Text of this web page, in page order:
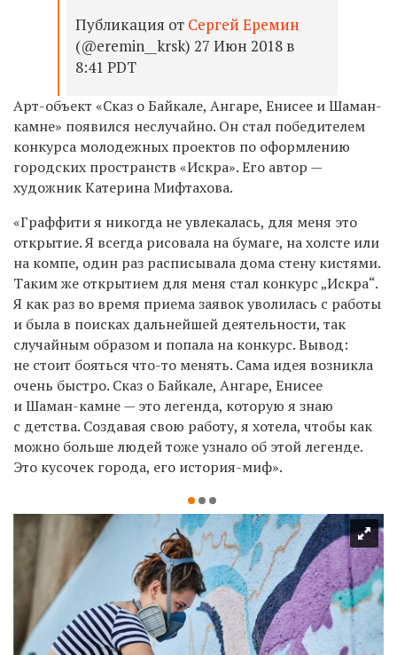
Публикация от Сергей Еремин
(@eremin__krsk) 27 Июн 2018 в
8:41 PDT
Арт-объект «Сказ о Байкале, Ангаре, Енисее и Шаман-
камне» появился неслучайно. Он стал победителем
конкурса молодежных проектов по оформлению
городских пространств «Искра».Его автор —
художникКатерина Мифтахова.
«Граффити я никогда не увлекалась, для меня это
открытие. Я всегда рисовала на бумаге, на холсте или
на компе, один раз расписывала дома стену кистями.
Таким же открытием для меня стал конкурс „Искра“.
Я как раз во время приема заявок уволилась с работы
и была в поисках дальнейшей деятельности, так
случайным образом и попала на конкурс. Вывод:
не стоит бояться что-то менять. Сама идея возникла
очень быстро. Сказ о Байкале, Ангаре, Енисее
и Шаман-камне — это легенда, которую я знаю
с детства. Создавая свою работу, я хотела, чтобы как
можно больше людей тоже узнало об этой легенде.
Это кусочек города, его история-миф».